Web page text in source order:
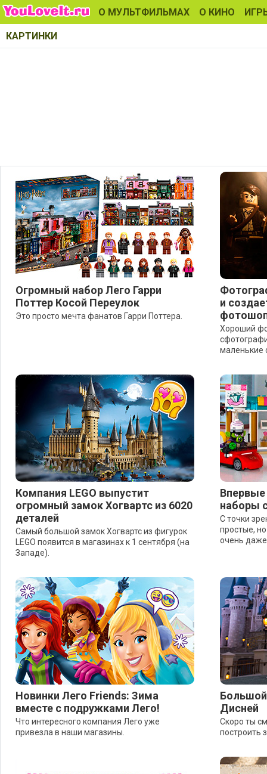
О МУЛЬТФИЛЬМАХ О КИНО
КАРТИНКИ
Огромный набор Лего Гарри
Поттер Косой Переулок
Это просто мечта фанатов Гарри Поттера.
и
Хороший
маленькие
Компания LEGO выпустит
огромный замок Хогвартс из 6020
деталей
Самый большой замок Хогвартс из фигурок
LEGO появится в магазинах к 1 сентября (на
Западе).
наборы
С точки
простые,
очень
Новинки Лего Friends: Зима
вместе с подружками Лего!
Что интересного компания Лего уже
привезла в наши магазины.
Дисней
Скоро ты
построить